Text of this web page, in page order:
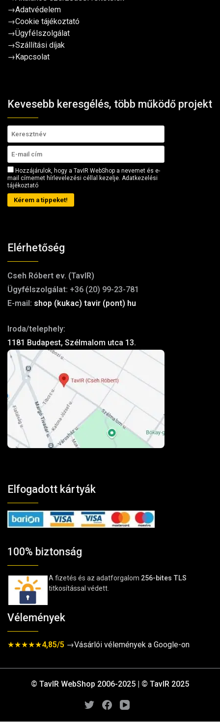
→Adatvédelem
→Cookie tájékoztató
→Ügyfélszolgálat
→Szállítási díjak
→ Kapcsolat
Kevesebb keresgélés, több működő projekt
Hozzájárulok, hogy a TavIR WebShop a nevemet és e-
mail címemet hírlevelezési céllal kezelje. Adatkezelési
tájékoztató
Kérem a tippeket!
Elérhetőség
Cseh Róbert ev. (TavIR)
Ügyfélszolgálat: +36 (20) 99-23-781
E-mail: shop (kukac) tavir (pont) hu
Iroda/telephely:
1181 Budapest, Szélmalom utca 13.
Elfogadott kártyák
100% biztonság
A fizetés és az adatforgalom 256-bites TLS
titkosítással védett.
Vélemények
★★★★★4,85/5 →Vásárlói vélemények a Google-on
© TavIR WebShop 2006-2025 | © TavIR 2025